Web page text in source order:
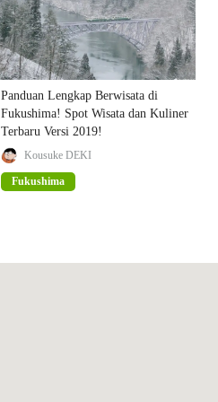
Panduan Lengkap Berwisata di
Fukushima! Spot Wisata dan Kuliner
Terbaru Versi 2019!
Kousuke DEKI
Fukushima